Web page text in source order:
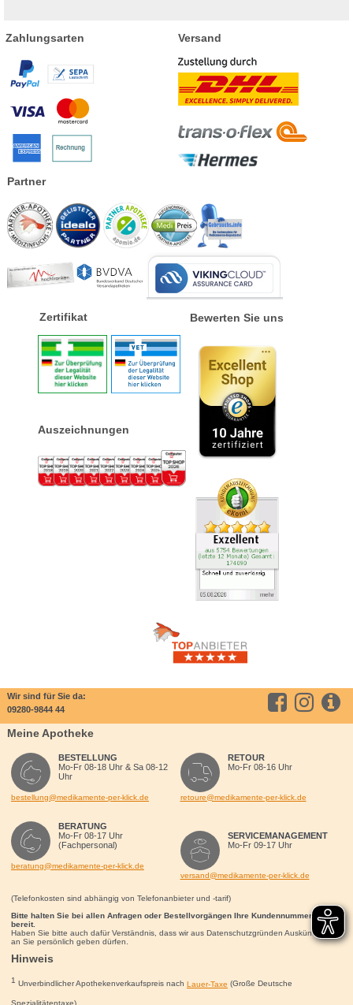
Zahlungsarten Versand
Partner
Zertifikat
Auszeichnungen
Bewerten Sie uns
Wir sind für Sie da:
09280-9844 44
Meine Apotheke
BESTELLUNG
Mo-Fr 08-18 Uhr & Sa 08-12
Uhr
bestellung@medikamente-per-klick.de
BERATUNG
Mo-Fr 08-17 Uhr
(Fachpersonal)
beratung@medikamente-per-klick.de
RETOUR
Mo-Fr 08-16 Uhr
retoure@medikamente-per-klick.de
SERVICEMANAGEMENT
Mo-Fr 09-17 Uhr
versand@medikamente-per-klick.de
(Telefonkosten sind abhängig von Telefonanbieter und -tarif)
Bitte halten Sie bei allen Anfragen oder Bestellvorgängen Ihre Kundennummer für uns
bereit.
Haben Sie bitte auch dafür Verständnis, dass wir aus Datenschutzgründen Auskünfte nur
an Sie persönlich geben dürfen.
Hinweis
1 Unverbindlicher Apothekenverkaufspreis nach Lauer-Taxe (Große Deutsche
Spezialitätentaxe)